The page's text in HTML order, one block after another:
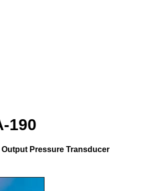
190
Output Pressure Transducer